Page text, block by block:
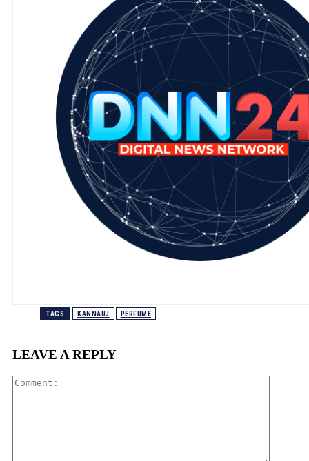
TAGS KANNAUJ PERFUME
LEAVE A REPLY